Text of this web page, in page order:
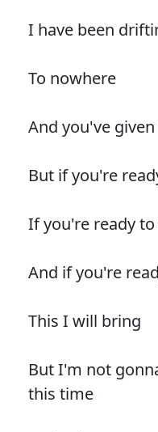
I have been
To nowhere
And you've
But if you're
If you're ready
And if you're
This I will bring
But I'm not
this time